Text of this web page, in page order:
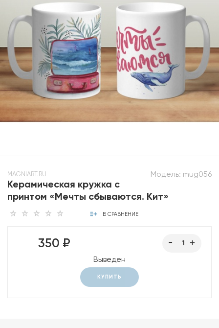
Модель: mug056
MAGNIART.RU
Керамическая кружка с
принтом «Мечты сбываются. Кит»
В СРАВНЕНИЕ
350 ₽
Выведен
КУПИТЬ